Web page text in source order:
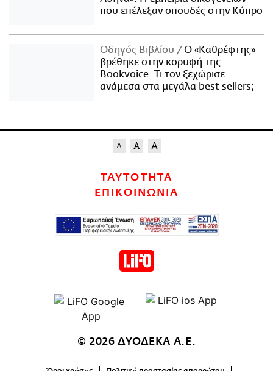
που επέλεξαν σπουδές στην Κύπρο
Οδηγός Βιβλίου
Ο «Καθρέφτης»
βρέθηκε στην κορυφή της
Bookvoice. Τι τον ξεχώρισε
ανάμεσα στα μεγάλα best sellers;
ΤΑΥΤΟΤΗΤΑ
ΕΠΙΚΟΙΝΩΝΙΑ
© 2026 ΔΥΟΔΕΚΑ Α.Ε.